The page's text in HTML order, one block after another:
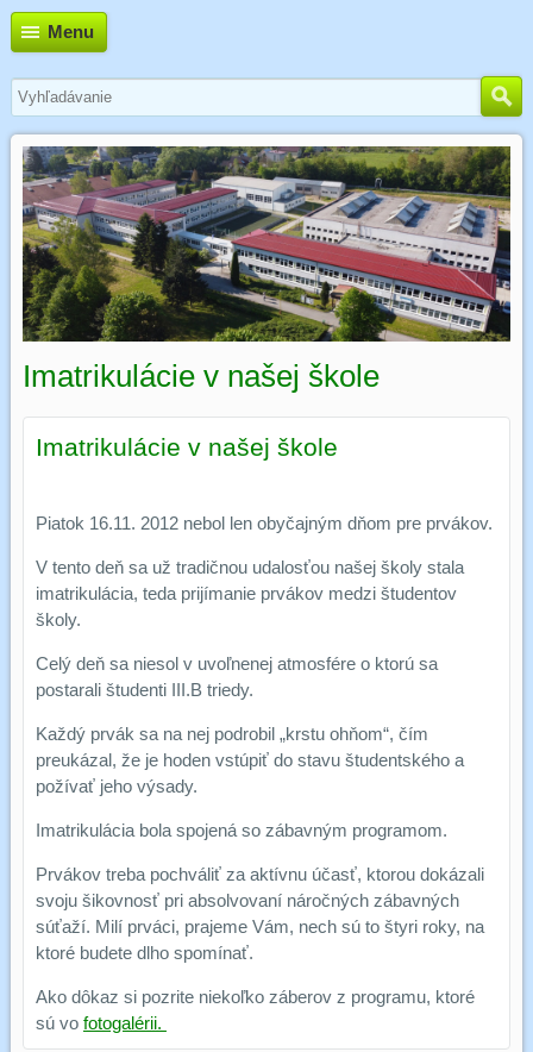
Menu
Imatrikulácie v našej škole
Imatrikulácie v našej škole
Piatok 16.11. 2012 nebol len obyčajným dňom pre prvákov.
V tento deň sa už tradičnou udalosťou našej školy stala
imatrikulácia, teda prijímanie prvákov medzi študentov
školy.
Celý deň sa niesol v uvoľnenej atmosfére o ktorú sa
postarali študenti III.B triedy.
Každý prvák sa na nej podrobil „krstu ohňom“, čím
preukázal, že je hoden vstúpiť do stavu študentského a
požívať jeho výsady.
Imatrikulácia bola spojená so zábavným programom.
Prvákov treba pochváliť za aktívnu účasť, ktorou dokázali
svoju šikovnosť pri absolvovaní náročných zábavných
súťaží. Milí prváci, prajeme Vám, nech sú to štyri roky, na
ktoré budete dlho spomínať.
Ako dôkaz si pozrite niekoľko záberov z programu, ktoré
sú vo fotogalérii.